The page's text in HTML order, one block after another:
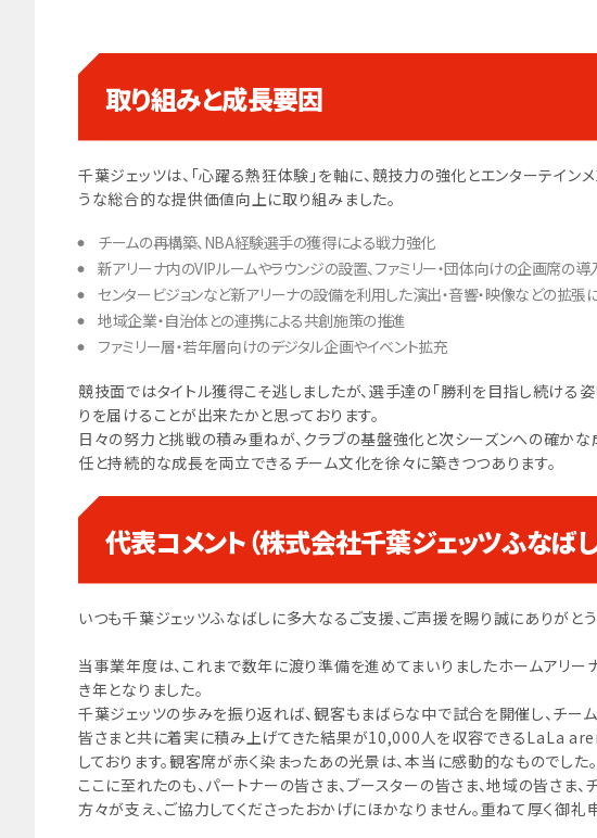
取り組みと成長要因
千葉ジェッツは、「心躍る熱狂体験」を軸に、競技力の強化とエンターテイ
うな総合的な提供価値向上に取り組みました。
チームの再構築、NBA経験選手の獲得による戦力強化
新アリーナ内のVIPルームやラウンジの設置、ファミリー・団体向けの企画席の
センタービジョンなど新アリーナの設備を利用した演出・音響・映像などの拡張
地域企業・自治体との連携による共創施策の推進
ファミリー層・若年層向けのデジタル企画やイベント拡充
競技面ではタイトル獲得こそ逃しましたが、選手達の「勝利を目指し続ける
りを届けることが出来たかと思っております。
日々の努力と挑戦の積み重ねが、クラブの基盤強化と次シーズンへの確か
任と持続的な成長を両立できるチーム文化を徐々に築きつつあります。
代表コメント（株式会社千葉ジェッツふな
いつも千葉ジェッツふなばしに多大なるご支援、ご声援を賜り誠にありがとう
当事業年度は、これまで数年に渡り準備を進めてまいりましたホームアリ
き年となりました。
千葉ジェッツの歩みを振り返れば、観客もまばらな中で試合を開催し、チー
皆さまと共に着実に積み上げてきた結果が10,000人を収容できるLaLa
しております。観客席が赤く染まったあの光景は、本当に感動的なものでした。
ここに至れたのも、パートナーの皆さま、ブースターの皆さま、地域の皆さま
方々が支え、ご協力してくださったおかげにほかなりません。重ねて厚く御礼